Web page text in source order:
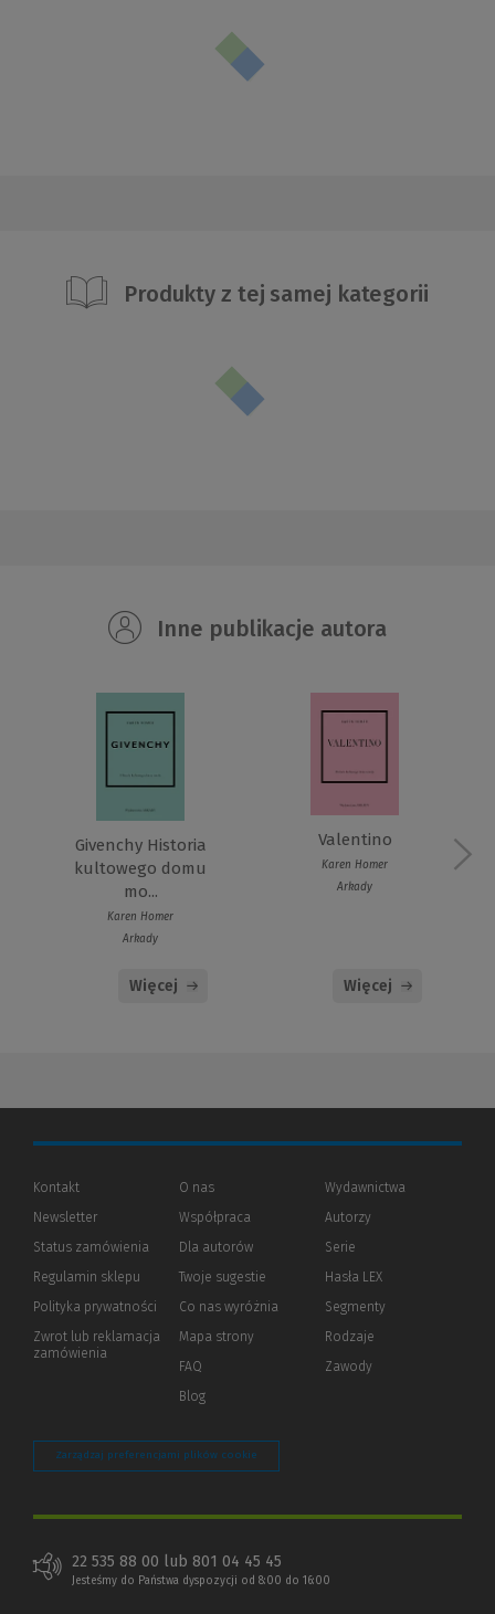
Produkty z tej samej kategorii
Inne publikacje autora
Givenchy Historia
kultowego domu
mo...
Karen Homer
Arkady
Więcej
Valentino
Karen Homer
Arkady
Więcej
Kontakt
Newsletter
Status zamówienia
Regulamin sklepu
Polityka prywatności (Nowe
(Link
innej
Zwrot lub reklamacja
zamówienia
O nas
Współpraca
Dla autorów(Nowe
(Link
innej
Twoje sugestie
Co nas wyróżnia
Mapa strony
FAQ
Blog
Wydawnictwa
Autorzy
Serie
Hasła LEX
Segmenty
Rodzaje
Zawody
Zarządzaj preferencjami plików cookie
22 535 88 00 lub 801 04 45 45
Jesteśmy do Państwa dyspozycji od 8:00 do 16:00